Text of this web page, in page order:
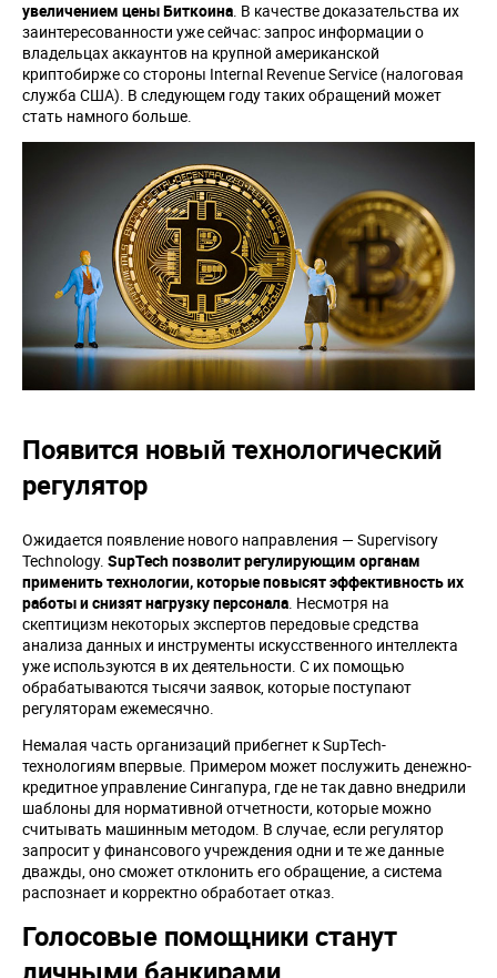
увеличением цены Биткоина. В качестве доказательства их
заинтересованности уже сейчас: запрос информации о
владельцах аккаунтов на крупной американской
криптобирже со стороны Internal Revenue Service (налоговая
служба США). В следующем году таких обращений может
стать намного больше.
Появится новый технологический
регулятор
Ожидается появление нового направления — Supervisory
Technology. SupTech позволит регулирующим органам
применить технологии, которые повысят эффективность их
работы и снизят нагрузку персонала. Несмотря на
скептицизм некоторых экспертов передовые средства
анализа данных и инструменты искусственного интеллекта
уже используются в их деятельности. С их помощью
обрабатываются тысячи заявок, которые поступают
регуляторам ежемесячно.
Немалая часть организаций прибегнет к SupTech-
технологиям впервые. Примером может послужить денежно-
кредитное управление Сингапура, где не так давно внедрили
шаблоны для нормативной отчетности, которые можно
считывать машинным методом. В случае, если регулятор
запросит у финансового учреждения одни и те же данные
дважды, оно сможет отклонить его обращение, а система
распознает и корректно обработает отказ.
Голосовые помощники станут